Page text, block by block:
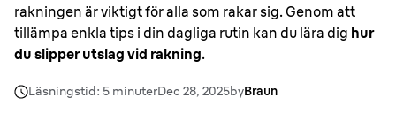
rakningen är viktigt för alla som rakar sig. Genom att
tillämpa enkla tips i din dagliga rutin kan du lära dig hur
du slipper utslag vid rakning.
Läsningstid: 5 minuterDec 28, 2025byBraun